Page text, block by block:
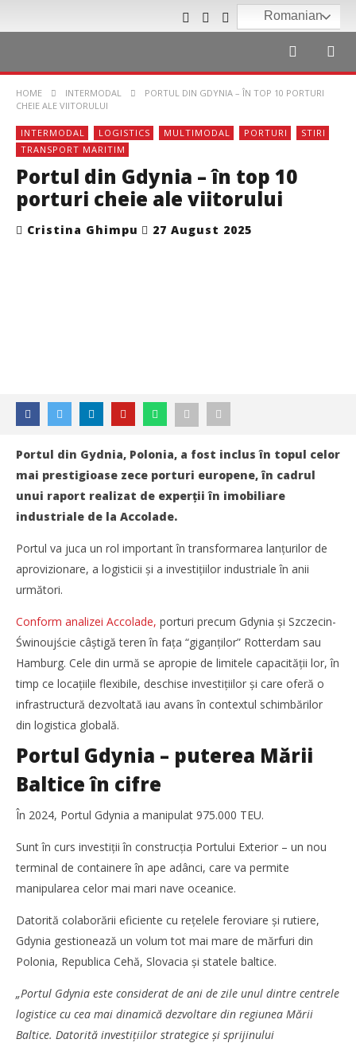
Romanian
HOME INTERMODAL
PORTUL DIN GDYNIA – ÎN TOP 10 PORTURI
CHEIE ALE VIITORULUI
INTERMODAL LOGISTICS MULTIMODAL PORTURI
STIRI
TRANSPORT MARITIM
Portul din Gdynia – în top 10
porturi cheie ale viitorului
Cristina Ghimpu 27 August 2025
NOW VIEWING
Portul din Gdynia – în top 10 porturi cheie ale viitorului
Ghimpu
TransLogistica România 2026 reunește industria de
transport și logistică la București între 8-10 septembrie
Cristina
Ghimpu
Portul din Gydnia, Polonia, a fost inclus în topul celor
mai prestigioase zece porturi europene, în cadrul
unui raport realizat de experţii în imobiliare
industriale de la Accolade.
Portul va juca un rol important în transformarea lanțurilor de
aprovizionare, a logisticii și a investițiilor industriale în anii
următori.
Conform analizei Accolade, porturi precum Gdynia și Szczecin-
Świnoujście câștigă teren în faţa “giganţilor” Rotterdam sau
Hamburg. Cele din urmă se apropie de limitele capacităţii lor, în
timp ce locaţiile flexibile, deschise investiţiilor şi care oferă o
infrastructură dezvoltată iau avans în contextul schimbărilor
din logistica globală.
Portul Gdynia – puterea Mării
Baltice în cifre
În 2024, Portul Gdynia a manipulat 975.000 TEU.
Sunt în curs investiții în construcția Portului Exterior – un nou
terminal de containere în ape adânci, care va permite
manipularea celor mai mari nave oceanice.
Datorită colaborării eficiente cu rețelele feroviare și rutiere,
Gdynia gestionează un volum tot mai mare de mărfuri din
Polonia, Republica Cehă, Slovacia și statele baltice.
„Portul Gdynia este considerat de ani de zile unul dintre centrele
logistice cu cea mai dinamică dezvoltare din regiunea Mării
Baltice. Datorită investițiilor strategice și sprijinului